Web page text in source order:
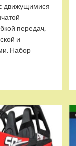
движущимися
передач,
и
Набор